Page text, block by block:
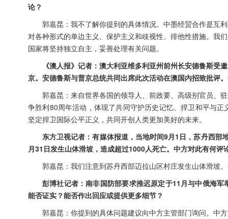
论？
郭嘉昆：我不了解你提到的具体情况。中墨经贸合作是互
对各种形式的单边主义、保护主义和歧视性、排他性措施。我
国家将坚持独立自主，妥善处理有关问题。
《澳人报》记者：澳大利亚维多利亚州前州长安德鲁斯
京。安德鲁斯与普京总统共同出席此次活动在澳国内招致批评
郭嘉昆：来自世界各国的领导人、前政要、高级别官员、
争胜利80周年活动，体现了共同守护历史记忆、捍卫和平与
坚定捍卫国际公平正义，共同开创人类更加美好的未来。
东方卫视记者：有媒体报道，当地时间9月1日，苏丹西
月31日发生山体滑坡，造成超过1000人死亡。中方对此有何评
郭嘉昆：我们注意到苏丹西部迈拉山区村庄发生山体滑坡
彭博社记者：南非国防部要求推迟原定于11月与中俄海
能否证实？能否作出回应或提供更多细节？
郭嘉昆：你提到的具体问题建议向中方主管部门询问。中